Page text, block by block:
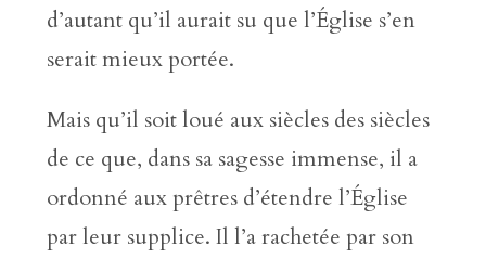
d’autant qu’il aurait su que l’Église s’en
serait mieux portée.
Mais qu’il soit loué aux siècles des siècles
de ce que, dans sa sagesse immense, il a
ordonné aux prêtres d’étendre l’Église
par leur supplice. Il l’a rachetée par son